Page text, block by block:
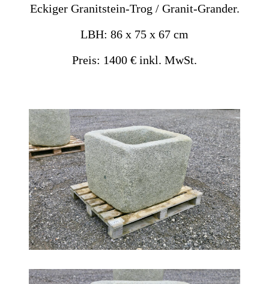
Eckiger Granitstein-Trog / Granit-Grander.
LBH: 86 x 75 x 67 cm
Preis: 1400 € inkl. MwSt.